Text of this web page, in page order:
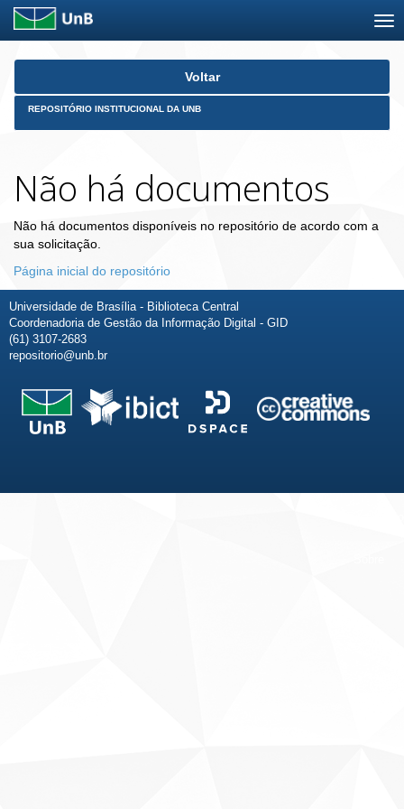
Skip
Voltar
REPOSITÓRIO INSTITUCIONAL DA UNB
Não há documentos
Não há documentos disponíveis no repositório de acordo com a
sua solicitação.
Página inicial do repositório
Universidade de Brasília - Biblioteca Central
Coordenadoria de Gestão da Informação Digital - GID
(61) 3107-2683
repositorio@unb.br